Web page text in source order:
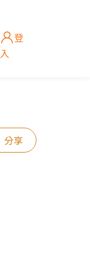
登
入
分享